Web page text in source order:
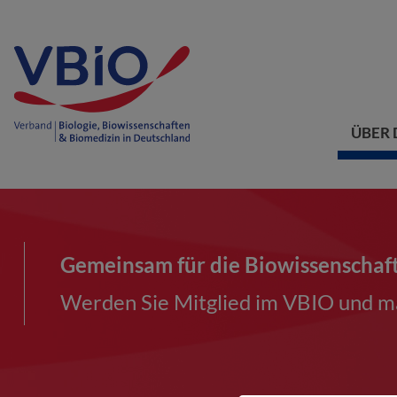
ÜBER
Gemeinsam für die
Werden Sie Mitglied im VBIO und